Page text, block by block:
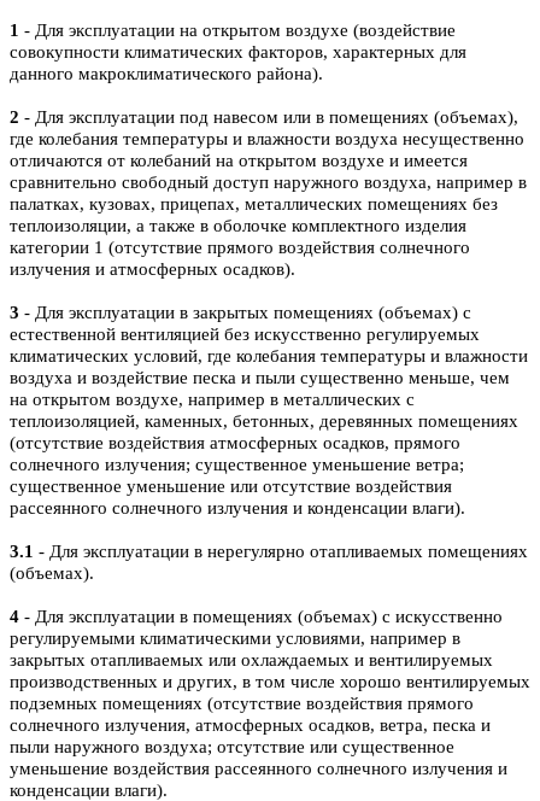
1 - Для эксплуатации на открытом воздухе (воздействие
совокупности климатических факторов, характерных для
данного макроклиматического района).
2 - Для эксплуатации под навесом или в помещениях (объемах),
где колебания температуры и влажности воздуха несущественно
отличаются от колебаний на открытом воздухе и имеется
сравнительно свободный доступ наружного воздуха, например в
палатках, кузовах, прицепах, металлических помещениях без
теплоизоляции, а также в оболочке комплектного изделия
категории 1 (отсутствие прямого воздействия солнечного
излучения и атмосферных осадков).
3 - Для эксплуатации в закрытых помещениях (объемах) с
естественной вентиляцией без искусственно регулируемых
климатических условий, где колебания температуры и влажности
воздуха и воздействие песка и пыли существенно меньше, чем
на открытом воздухе, например в металлических с
теплоизоляцией, каменных, бетонных, деревянных помещениях
(отсутствие воздействия атмосферных осадков, прямого
солнечного излучения; существенное уменьшение ветра;
существенное уменьшение или отсутствие воздействия
рассеянного солнечного излучения и конденсации влаги).
3.1 - Для эксплуатации в нерегулярно отапливаемых помещениях
(объемах).
4 - Для эксплуатации в помещениях (объемах) с искусственно
регулируемыми климатическими условиями, например в
закрытых отапливаемых или охлаждаемых и вентилируемых
производственных и других, в том числе хорошо вентилируемых
подземных помещениях (отсутствие воздействия прямого
солнечного излучения, атмосферных осадков, ветра, песка и
пыли наружного воздуха; отсутствие или существенное
уменьшение воздействия рассеянного солнечного излучения и
конденсации влаги).